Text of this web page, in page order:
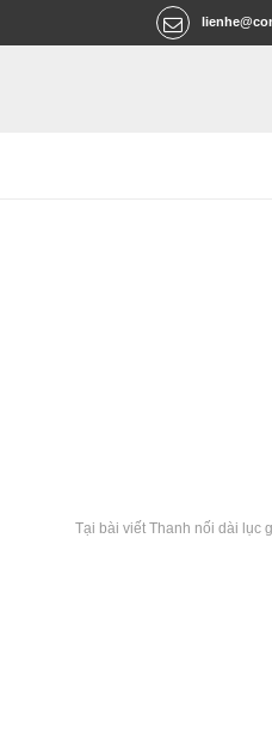
Tại bài viết Thanh nối dài lục